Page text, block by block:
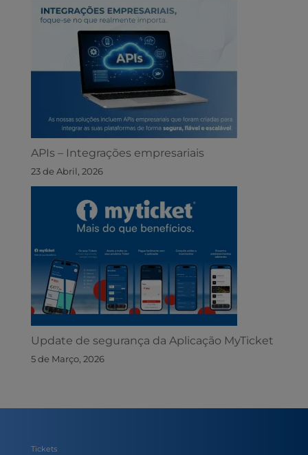
APIs – Integrações empresariais
23 de Abril, 2026
Update de segurança da Aplicação MyTicket
5 de Março, 2026
Tickets